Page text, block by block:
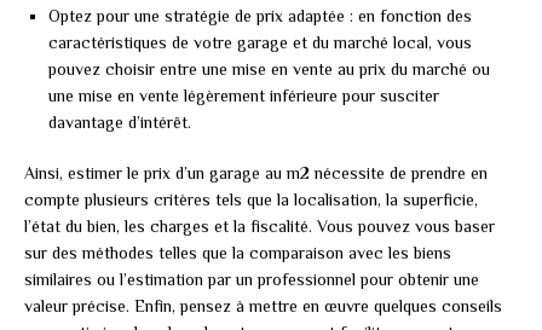
Optez pour une stratégie de prix adaptée : en fonction des
caractéristiques de votre garage et du marché local, vous
pouvez choisir entre une mise en vente au prix du marché ou
une mise en vente légèrement inférieure pour susciter
davantage d’intérêt.
Ainsi, estimer le prix d’un garage au m2 nécessite de prendre en
compte plusieurs critères tels que la localisation, la superficie,
l’état du bien, les charges et la fiscalité. Vous pouvez vous baser
sur des méthodes telles que la comparaison avec les biens
similaires ou l’estimation par un professionnel pour obtenir une
valeur précise. Enfin, pensez à mettre en œuvre quelques conseils